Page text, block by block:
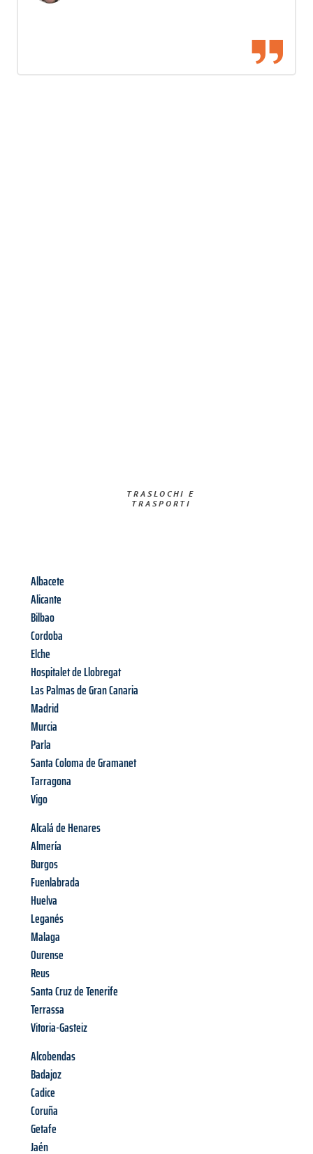
TRASLOCHI E
TRASPORTI​
Albacete
Alicante
Bilbao
Cordoba
Elche
Hospitalet de Llobregat
Las Palmas de Gran Canaria
Madrid
Murcia
Parla
Santa Coloma de Gramanet
Tarragona
Vigo
Alcalá de Henares
Almería
Burgos
Fuenlabrada
Huelva
Leganés
Malaga
Ourense
Reus
Santa Cruz de Tenerife
Terrassa
Vitoria-Gasteiz
Alcobendas
Badajoz
Cadice
Coruña
Getafe
Jaén